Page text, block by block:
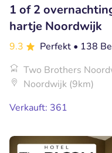
1 of 2
hartje Noordwijk
9.3 Perfekt • 138
Two Brothers
Noordwijk (9km)
Verkauft: 361